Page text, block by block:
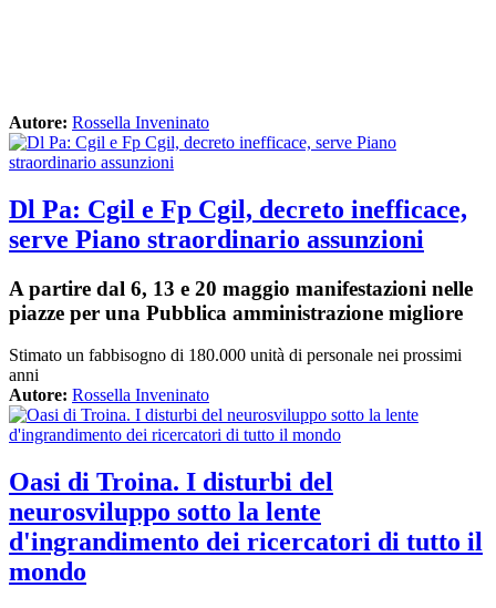
Autore: Rossella Inveninato
Dl Pa: Cgil e Fp Cgil, decreto inefficace,
serve Piano straordinario assunzioni
A partire dal 6, 13 e 20 maggio manifestazioni nelle
piazze per una Pubblica amministrazione migliore
Stimato un fabbisogno di 180.000 unità di personale nei prossimi
anni
Autore: Rossella Inveninato
Oasi di Troina. I disturbi del
neurosviluppo sotto la lente
d'ingrandimento dei ricercatori di tutto il
mondo